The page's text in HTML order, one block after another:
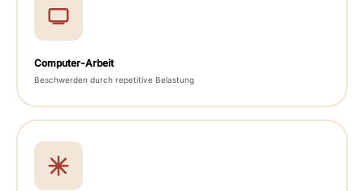
Computer-Arbeit
Beschwerden durch repetitive Belastung